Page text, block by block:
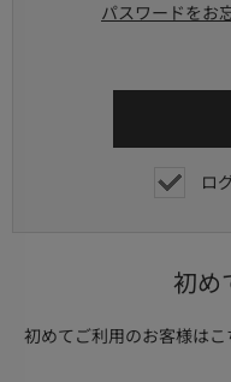
パスワードをお
ロ
初め
初めてご利用のお客様は